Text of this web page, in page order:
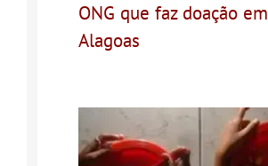
ONG que faz doação em
Alagoas